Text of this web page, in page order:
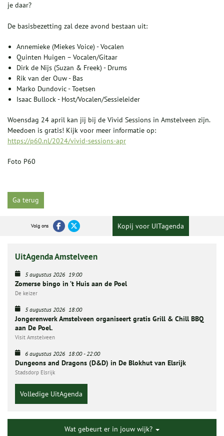
je daar?
De basisbezetting zal deze avond bestaan uit:
Annemieke (Miekes Voice) - Vocalen
Quinten Huigen – Vocalen/Gitaar
Dirk de Nijs (Suzan & Freek) - Drums
Rik van der Ouw - Bas
Marko Dundovic - Toetsen
Isaac Bullock - Host/Vocalen/Sessieleider
Woensdag 24 april kan jij bij de Vivid Sessions in Amstelveen zijn.
Meedoen is gratis! Kijk voor meer informatie op:
https://p60.nl/2024/vivid-sessions-apr
Foto P60
Ga terug
Volg ons Kopij voor UITagenda
UitAgenda Amstelveen
5 augustus 2026 19:00
Zomerse bingo in ’t Huis aan de Poel
De keizer
5 augustus 2026 18:00
Jongerenwerk Amstelveen organiseert gratis Grill & Chill BBQ
aan De Poel.
Visit Amstelveen
6 augustus 2026 18:00-22:00
Dungeons and Dragons (D&D) in De Blokhut van Elsrijk
Stadsdorp Elsrijk
Volledige UitAgenda
Wat gebeurt er in jouw wijk?